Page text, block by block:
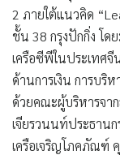
2 ภายใต้แนวคิด
ชั้น 38 กรุงปักกิ่ง โด
เครือซีพีในประเทศ
ด้านการเงิน การบริ
ด้วยคณะผู้บริหารจา
เจียรวนนท์ประธาน
เครือเจริญโภคภัณฑ์